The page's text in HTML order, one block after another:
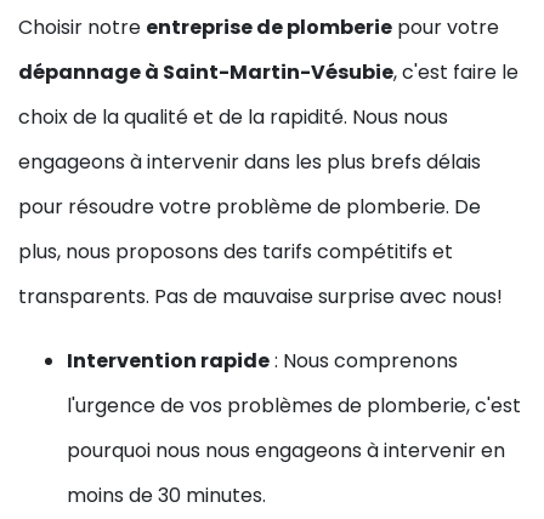
Choisir notre entreprise de plomberie pour votre
dépannage à Saint-Martin-Vésubie, c'est faire le
choix de la qualité et de la rapidité. Nous nous
engageons à intervenir dans les plus brefs délais
pour résoudre votre problème de plomberie. De
plus, nous proposons des tarifs compétitifs et
transparents. Pas de mauvaise surprise avec nous!
Intervention rapide: Nous comprenons
l'urgence de vos problèmes de plomberie, c'est
pourquoi nous nous engageons à intervenir en
moins de 30 minutes.